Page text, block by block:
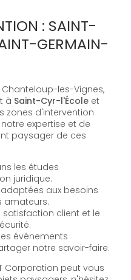
: SAINT-
GERMAIN-
les-Vignes,
à Saint-Cyr-l'École et
zones d'intervention
expertise et de
paysager de ces
les études
juridique.
aux besoins
amateurs.
client et le
événements
notre savoir-faire.
Corporation peut vous